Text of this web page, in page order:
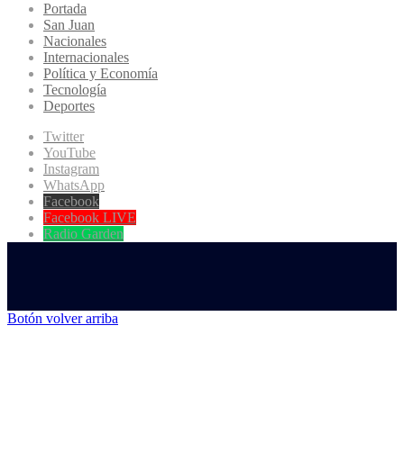
Portada
San Juan
Nacionales
Internacionales
Política y Economía
Tecnología
Deportes
Twitter
YouTube
Instagram
WhatsApp
Facebook
Facebook LIVE
Radio Garden
Botón volver arriba